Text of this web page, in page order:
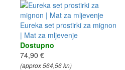
Eureka set prostirki za mignon
| Mat za mljevenje
Dostupno
74,90 €
(approx 564,56 kn)